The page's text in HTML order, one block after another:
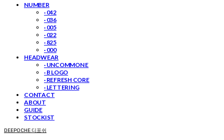
NUMBER
· 042
· 036
· 005
· 022
· 825
· 000
HEADWEAR
· UNCOMMON E
· B LOGO
· REFRESH CORE
· LETTERING
CONTACT
ABOUT
GUIDE
STOCKIST
DEEPOCHE 디포쉬